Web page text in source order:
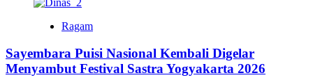
Ragam
Sayembara Puisi Nasional Kembali Digelar
Menyambut Festival Sastra Yogyakarta 2026